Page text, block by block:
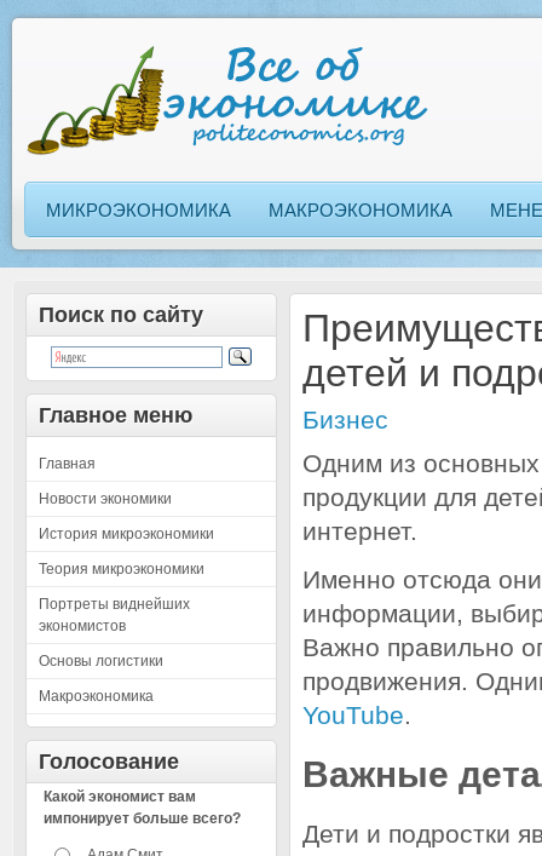
МИКРОЭКОНОМИКА МАКРОЭКОНОМИКА
Поиск по сайту
Главное меню
Главная
Новости экономики
История микроэкономики
Теория микроэкономики
Портреты виднейших
экономистов
Основы логистики
Макроэкономика
Голосование
Какой экономист вам
импонирует больше всего?
детей и
Бизнес
Одним из
продукции для
интернет.
Именно отсюда
информации,
Важно правильно
продвижения.
YouTube.
Важные
Дети и подростки